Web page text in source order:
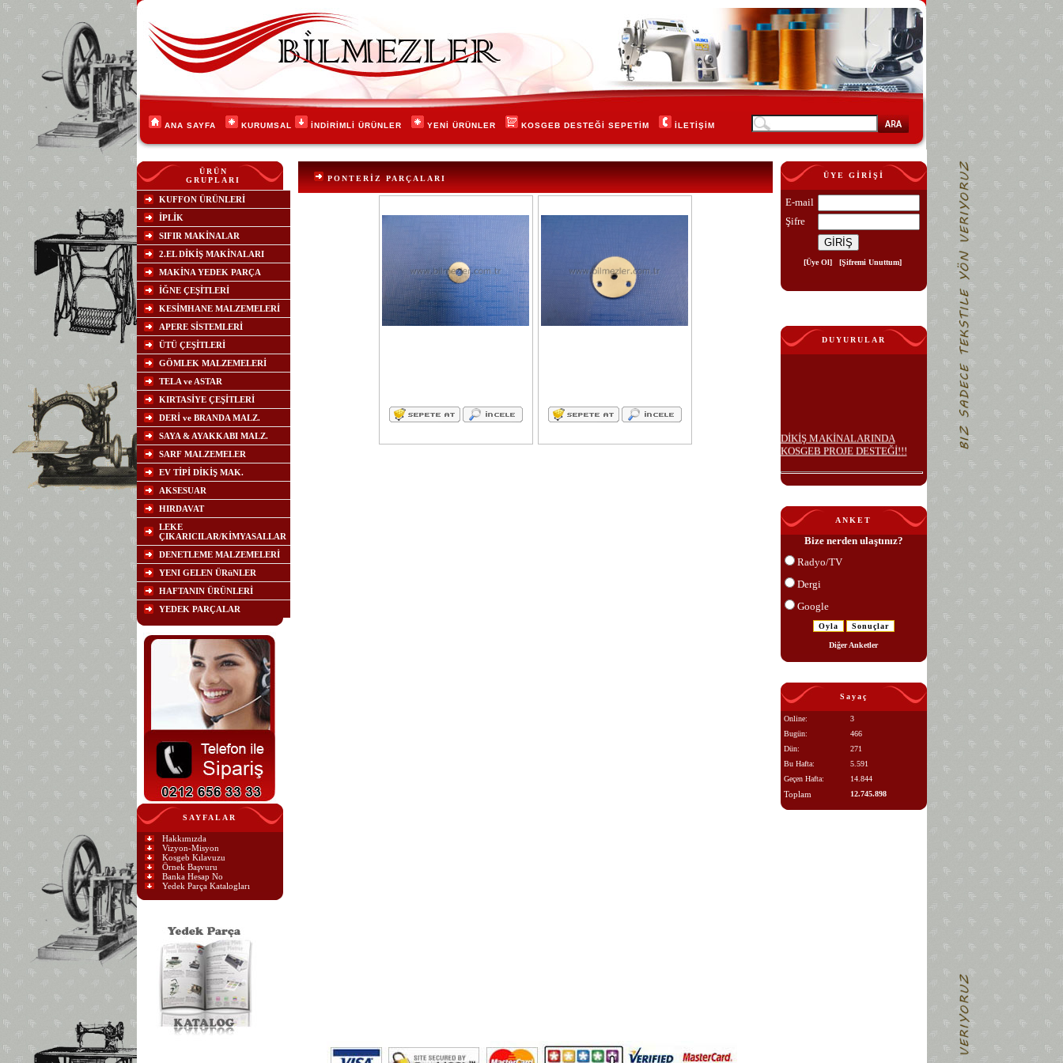
ANA SAYFA KURUMSAL İNDİRİMLİ ÜRÜNLER YENİ ÜRÜNLER KOSGEB DESTEĞİ SEPETİM İLETİŞİM
ÜRÜN
GRUPLARI
KUFFON ÜRÜNLERİ
İPLİK
SIFIR MAKİNALAR
2.EL DİKİŞ MAKİNALARI
MAKİNA YEDEK PARÇA
İĞNE ÇEŞİTLERİ
KESİMHANE MALZEMELERİ
APERE SİSTEMLERİ
ÜTÜ ÇEŞİTLERİ
GÖMLEK MALZEMELERİ
TELA ve ASTAR
KIRTASİYE ÇEŞİTLERİ
DERİ ve BRANDA MALZ.
SAYA & AYAKKABI MALZ.
SARF MALZEMELER
EV TİPİ DİKİŞ MAK.
AKSESUAR
HIRDAVAT
LEKE
ÇIKARICILAR/KİMYASALLAR
DENETLEME MALZEMELERİ
YENI GELEN ÜRüNLER
HAFTANIN ÜRÜNLERİ
YEDEK PARÇALAR
SAYFALAR
Hakkımızda
Vizyon-Misyon
Kosgeb Kılavuzu
Örnek Başvuru
Banka Hesap No
Yedek Parça Katalogları
PONTERİZ PARÇALARI ÜYE GİRİŞİ
E-mail
Şifre
[Üye Ol] [Şifremi Unuttum]
DUYURULAR
DİKİŞ MAKİNALARINDA
KOSGEB PROJE DESTEĞİ!!!
ANKET
Bize nerden ulaştınız?
Radyo/TV
Dergi
Google
Diğer Anketler
Sayaç
Online:
3
Bugün:
466
Dün:
271
Bu Hafta:
5.591
Geçen Hafta:
14.844
Toplam 12.745.898